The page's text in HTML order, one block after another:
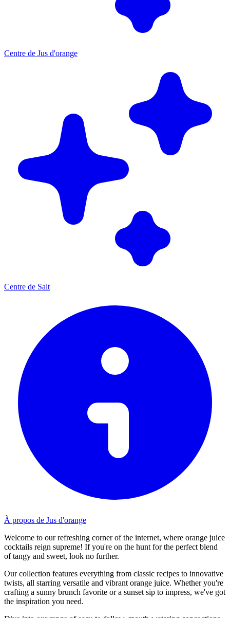
Centre de Jus d'orange
Centre de Salt
À propos de Jus d'orange
Welcome to our refreshing corner of the internet, where orange juice
cocktails reign supreme! If you're on the hunt for the perfect blend
of tangy and sweet, look no further.
Our collection features everything from classic recipes to innovative
twists, all starring versatile and vibrant orange juice. Whether you're
crafting a sunny brunch favorite or a sunset sip to impress, we've got
the inspiration you need.